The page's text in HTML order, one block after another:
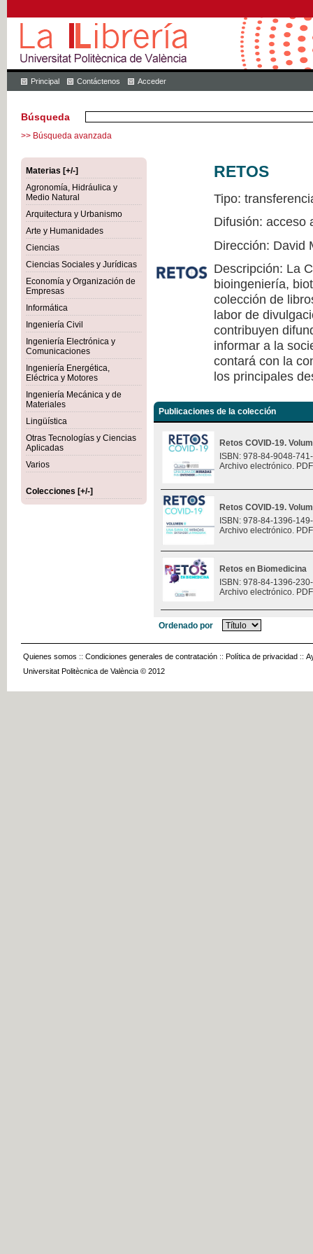
Principal Contáctenos Acceder
Búsqueda
>> Búsqueda avanzada
Materias [+/-]
Agronomía, Hidráulica y
Medio Natural
Arquitectura y Urbanismo
Arte y Humanidades
Ciencias
Ciencias Sociales y Jurídicas
Economía y Organización de
Empresas
Informática
Ingeniería Civil
Ingeniería Electrónica y
Comunicaciones
Ingeniería Energética,
Eléctrica y Motores
Ingeniería Mecánica y de
Materiales
Lingüística
Otras Tecnologías y Ciencias
Aplicadas
Varios
Colecciones [+/-]
RETOS
Tipo:
Difusión: acceso
Dirección: David
Descripción: La
bioingeniería,
colección de
labor de
contribuyen
informar a la
contará con la
los principales
Publicaciones de la colección
Retos COVID-19.
ISBN: 978-84-9048-
Archivo electrónico.
Retos COVID-19.
ISBN: 978-84-1396-
Archivo electrónico.
Retos en Biomedicina
ISBN: 978-84-1396-
Archivo electrónico.
Ordenado por
Quienes somos :: Condiciones generales de contratación :: Política de privacidad ::
Universitat Politècnica de València © 2012